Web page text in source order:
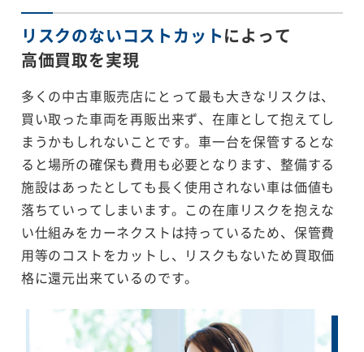
リスクのないコストカットによって
高価買取を実現
多くの中古車販売店にとって最も大きなリスクは、
買い取った車両を再販出来ず、在庫として抱えてし
まうかもしれないことです。車一台を保管するとな
ると場所の確保も費用も必要となります、整備する
施設はあったとしても長く使用されない車は価値も
落ちていってしまいます。この在庫リスクを抱えな
い仕組みをカーネクストは持っているため、保管費
用等のコストをカットし、リスクもないため買取価
格に還元出来ているのです。